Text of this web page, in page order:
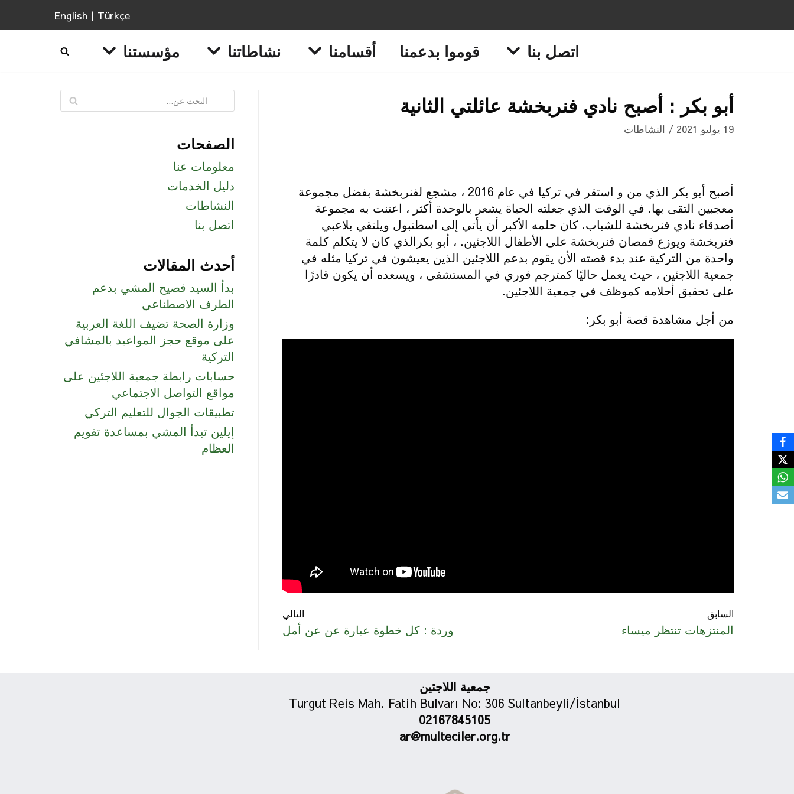
إلى
English | Türkçe
اتصل بنا قوموا بدعمنا أقسامنا نشاطاتنا مؤسستنا
أبو بكر : أصبح نادي فنربخشة عائلتي الثانية
19 يوليو 2021 النشاطات
أصبح أبو بكر الذي من و استقر في تركيا في عام 2016 ، مشجع لفنربخشة بفضل مجموعة
معجبين التقى بها. في الوقت الذي جعلته الحياة يشعر بالوحدة أكثر ، اعتنت به مجموعة
أصدقاء نادي فنربخشة للشباب. كان حلمه الأكبر أن يأتي إلى اسطنبول ويلتقي بلاعبي
فنربخشة ويوزع قمصان فنربخشة على الأطفال اللاجئين. ، أبو بكرالذي كان لا يتكلم كلمة
واحدة من التركية عند بدء قصته الأن يقوم بدعم اللاجئين الذين يعيشون في تركيا مثله في
جمعية اللاجئين ، حيث يعمل حاليًا كمترجم فوري في المستشفى ، ويسعده أن يكون قادرًا
على تحقيق أحلامه كموظف في جمعية اللاجئين.
من أجل مشاهدة قصة أبو بكر:
السابق
المنتزهات تنتظر ميساء
التالي
وردة : كل خطوة عبارة عن عن أمل
الصفحات
معلومات عنا
دليل الخدمات
النشاطات
اتصل بنا
أحدث المقالات
بدأ السيد فصيح المشي بدعم
الطرف الاصطناعي
وزارة الصحة تضيف اللغة العربية
على موقع حجز المواعيد بالمشافي
التركية
حسابات رابطة جمعية اللاجئين على
مواقع التواصل الاجتماعي
تطبيقات الجوال للتعليم التركي
إيلين تبدأ المشي بمساعدة تقويم
العظام
جمعية اللاجئين
Turgut Reis Mah. Fatih Bulvarı No: 306 Sultanbeyli/İstanbul
02167845105
ar@multeciler.org.tr